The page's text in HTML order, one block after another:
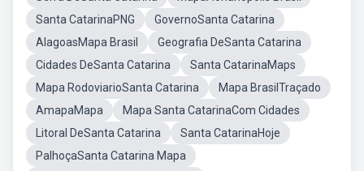
Santa CatarinaPNG
GovernoSanta Catarina
AlagoasMapa Brasil
Geografia DeSanta Catarina
Cidades DeSanta Catarina
Santa CatarinaMaps
Mapa RodoviarioSanta Catarina
Mapa BrasilTraçado
AmapaMapa
Mapa Santa CatarinaCom Cidades
Litoral DeSanta Catarina
Santa CatarinaHoje
PalhoçaSanta Catarina Mapa